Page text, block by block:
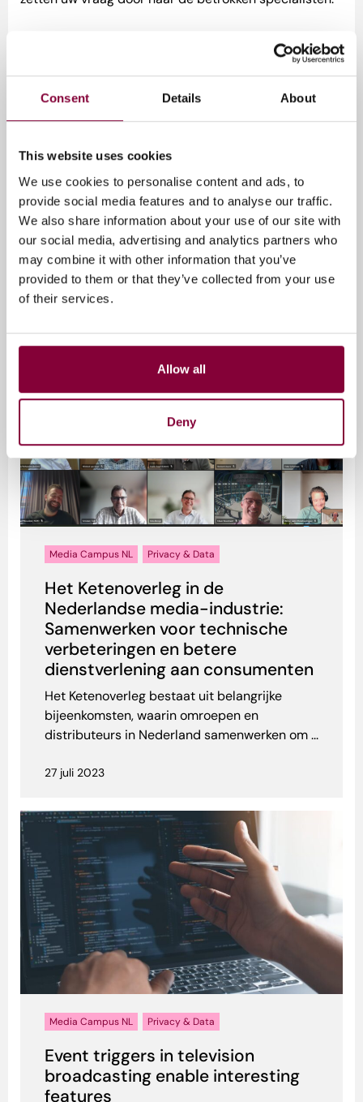
Consent Details About
This website uses cookies
We use cookies to personalise content and ads, to
provide social media features and to analyse our traffic.
We also share information about your use of our site with
our social media, advertising and analytics partners who
may combine it with other information that you’ve
provided to them or that they’ve collected from your use
of their services.
Allow all
Deny
Download het aanleverprofiel:
220629-Mezzanine-profile-in-primary-distribution-
Tags
Media Campus NL Privacy & Data
Gerelateerde artikelen
Media Campus NL Privacy & Data
Het Ketenoverleg in de
Nederlandse media-industrie:
Samenwerken voor technische
verbeteringen en betere
dienstverlening aan consumenten
Het Ketenoverleg bestaat uit belangrijke
bijeenkomsten, waarin omroepen en
distributeurs in Nederland samenwerken om ...
27 juli 2023
Media Campus NL Privacy & Data
Event triggers in television
broadcasting enable interesting
features